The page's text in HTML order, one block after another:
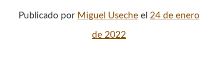
Publicado por Miguel Useche el 24 de enero
de 2022